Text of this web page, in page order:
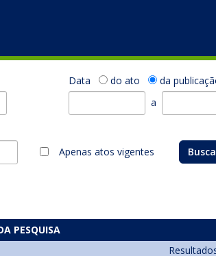
Data do ato
da
a
Apenas atos vigentes
PESQUISA